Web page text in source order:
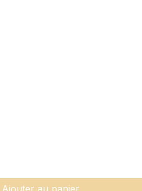
Ajouter au panier